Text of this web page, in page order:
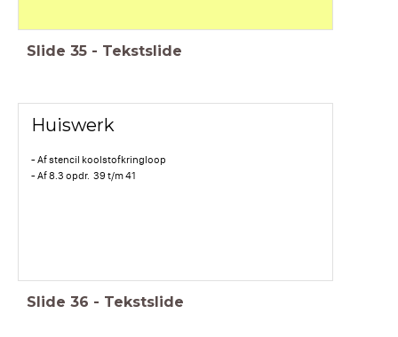
Slide 35 - Tekstslide
Huiswerk
- Af stencil koolstofkringloop
- Af 8.3 opdr. 39 t/m 41
Slide 36 - Tekstslide